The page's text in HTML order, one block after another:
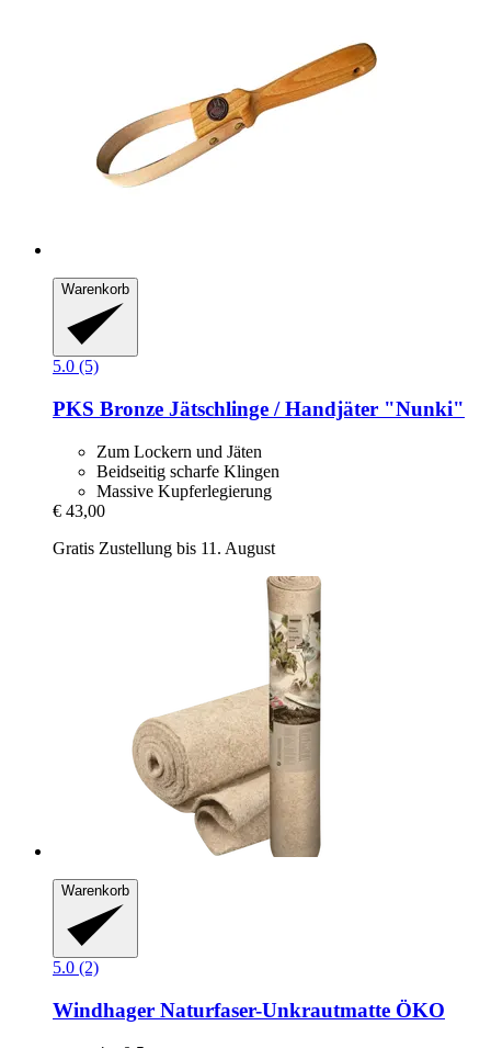
Warenkorb
5.0 (5)
PKS Bronze Jätschlinge / Handjäter "Nunki"
Zum Lockern und Jäten
Beidseitig scharfe Klingen
Massive Kupferlegierung
€ 43,00
Gratis Zustellung bis 11. August
Warenkorb
5.0 (2)
Windhager Naturfaser-​Unkrautmatte ÖKO